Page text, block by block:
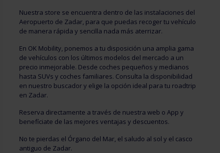
Nuestra store se encuentra dentro de las instalaciones del
Aeropuerto de Zadar, para que puedas recoger tu vehículo
de manera rápida y sencilla nada más aterrizar.
En OK Mobility, ponemos a tu disposición una amplia gama
de vehículos con los últimos modelos del mercado a un
precio inmejorable. Desde coches pequeños y medianos
hasta SUVs y coches familiares. Consulta la disponibilidad
en nuestro buscador y elige la opción ideal para tu roadtrip
en Zadar.
Reserva directamente a través de nuestra web o App y
benefíciate de las mejores ventajas y descuentos.
No te pierdas el Órgano del Mar, el saludo al sol y el casco
antiguo de Zadar.